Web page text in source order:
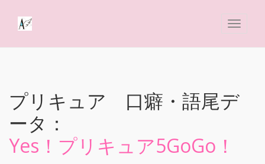
プリキュア 口癖・語尾デ
ータ：
Yes！プリキュア5GoGo！